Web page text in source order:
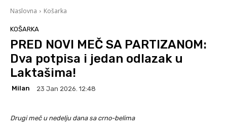
Naslovna Košarka
KOŠARKA
PRED NOVI MEČ SA PARTIZANOM:
Dva potpisa i jedan odlazak u
Laktašima!
Milan 23 Jan 2026. 12:48
Drugi meč u nedelju dana sa crno-belima